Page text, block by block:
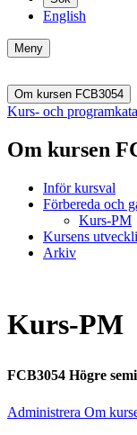
English
Meny
Om kursen FCB3054
Kurs- och
Om kursen
Inför kursval
Förbereda och
Kurs-PM
Kursens
Arkiv
Kurs-PM
FCB3054 Högre
Administrera Om